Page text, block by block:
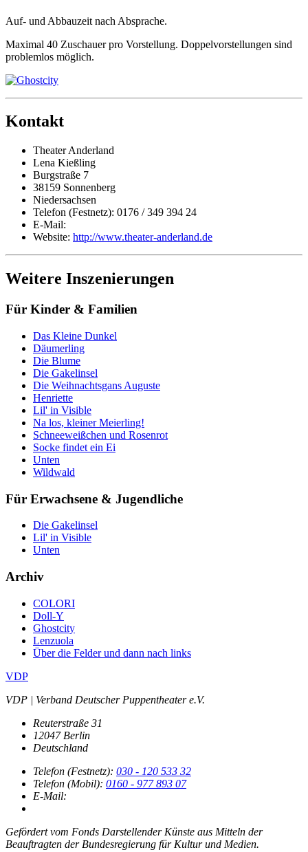
Auf- und Abbauzeit nach Absprache.
Maximal 40 Zuschauer pro Vorstellung. Doppelvorstellungen sind
problemlos möglich.
Kontakt
Theater Anderland
Lena Kießling
Burgstraße 7
38159 Sonnenberg
Niedersachsen
Telefon (Festnetz): 0176 / 349 394 24
E-Mail:
Website: http://www.theater-anderland.de
Weitere Inszenierungen
Für Kinder & Familien
Das Kleine Dunkel
Däumerling
Die Blume
Die Gakelinsel
Die Weihnachtsgans Auguste
Henriette
Lil' in Visible
Na los, kleiner Meierling!
Schneeweißchen und Rosenrot
Socke findet ein Ei
Unten
Wildwald
Für Erwachsene & Jugendliche
Die Gakelinsel
Lil' in Visible
Unten
Archiv
COLORI
Doll-Y
Ghostcity
Lenzuola
Über die Felder und dann nach links
VDP
VDP | Verband Deutscher Puppentheater e.V.
Reuterstraße 31
12047 Berlin
Deutschland
Telefon (Festnetz): 030 - 120 533 32
Telefon (Mobil): 0160 - 977 893 07
E-Mail:
Gefördert vom Fonds Darstellender Künste aus Mitteln der
Beauftragten der Bundesregierung für Kultur und Medien.